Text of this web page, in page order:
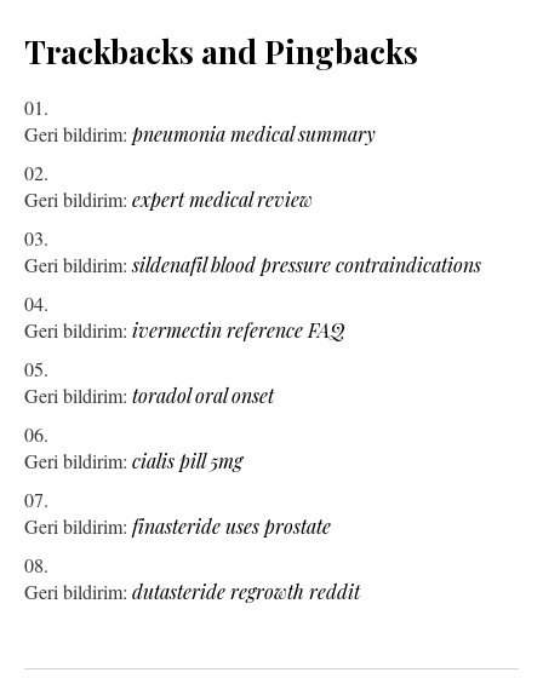
Trackbacks and Pingbacks
Geri bildirim: pneumonia medical summary
Geri bildirim: expert medical review
Geri bildirim:sildenafil blood pressure contraindications
Geri bildirim: ivermectin reference FAQ
Geri bildirim: toradol oral onset
Geri bildirim: cialis pill 5mg
Geri bildirim: finasteride uses prostate
Geri bildirim: dutasteride regrowth reddit